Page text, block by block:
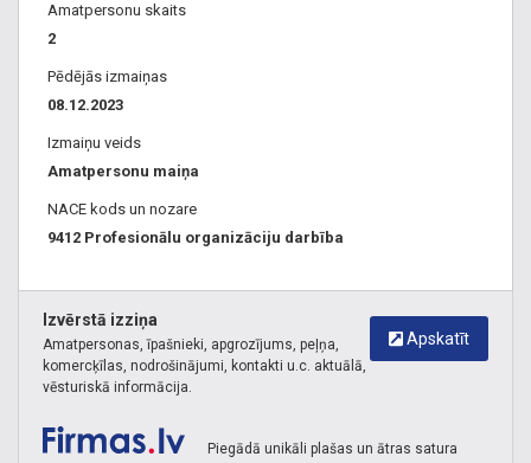
Amatpersonu skaits
2
Pēdējās izmaiņas
08.12.2023
Izmaiņu veids
Amatpersonu maiņa
NACE kods un nozare
9412 Profesionālu organizāciju darbība
Apskatīt
Izvērstā izziņa
Amatpersonas, īpašnieki, apgrozījums, peļņa,
komercķīlas, nodrošinājumi, kontakti u.c. aktuālā,
vēsturiskā informācija.
Piegādā unikāli plašas un ātras satura